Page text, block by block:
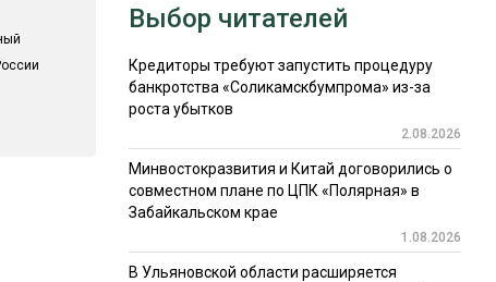
Выбор читателей
Кредиторы требуют запустить процедуру
банкротства «Соликамскбумпрома» из-за
роста убытков
2.08.2026
Минвостокразвития и Китай договорились о
совместном плане по ЦПК «Полярная» в
Забайкальском крае
1.08.2026
В Ульяновской области расширяется